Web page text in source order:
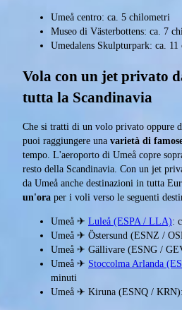
Umeå centro: ca. 5 chilometri
Museo di Västerbottens: ca. 7
Umedalens Skulpturpark: ca.
Vola con un jet privato
tutta la Scandinavia
Che si tratti di un volo privato oppure
puoi raggiungere una varietà di
tempo. L'aeroporto di Umeå copre
resto della Scandinavia. Con un jet
da Umeå anche destinazioni in tutta
un'ora per i voli verso le seguenti
Umeå ✈ Luleå (ESPA / LLA):
Umeå ✈ Östersund (ESNZ /
Umeå ✈ Gällivare (ESNG /
Umeå ✈ Stoccolma Arlanda
minuti
Umeå ✈ Kiruna (ESNQ /